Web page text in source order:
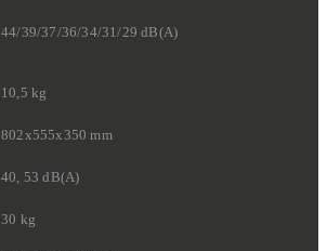
44/39/37/36/34/31/29 dB(A)
10,5 kg
802x555x350 mm
40, 53 dB(A)
30 kg